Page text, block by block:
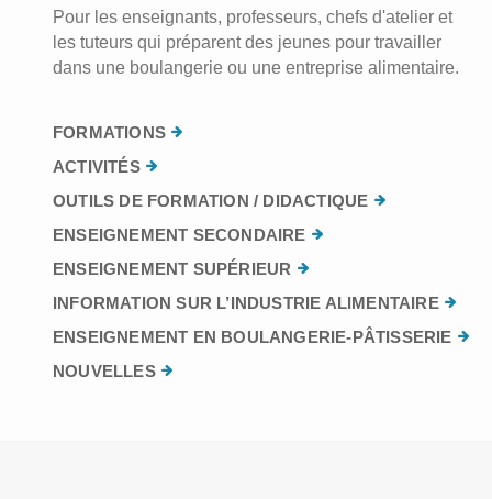
Pour les enseignants, professeurs, chefs d'atelier et
les tuteurs qui préparent des jeunes pour travailler
dans une boulangerie ou une entreprise alimentaire.
FORMATIONS
ACTIVITÉS
OUTILS DE FORMATION / DIDACTIQUE
ENSEIGNEMENT SECONDAIRE
ENSEIGNEMENT SUPÉRIEUR
INFORMATION SUR L’INDUSTRIE ALIMENTAIRE
ENSEIGNEMENT EN BOULANGERIE-PÂTISSERIE
NOUVELLES